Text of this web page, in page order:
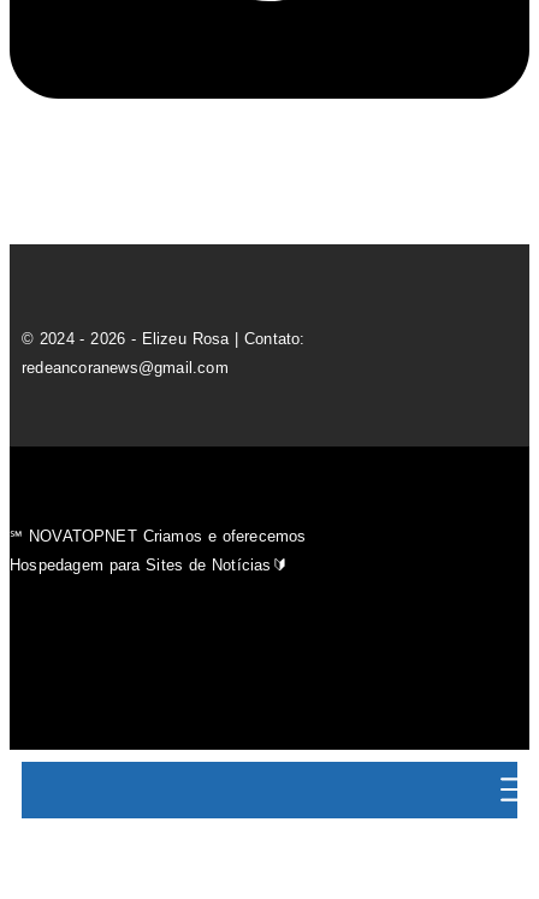
© 2024 - 2026 - Elizeu Rosa | Contato:
redeancoranews@gmail.com
℠ NOVATOPNET Criamos e oferecemos
Hospedagem para Sites de Notícias🔰